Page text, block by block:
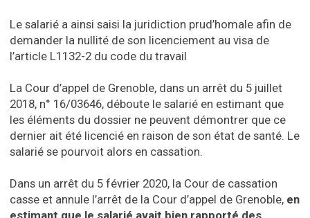
Le salarié a ainsi saisi la juridiction prud’homale afin de
demander la nullité de son licenciement au visa de
l’article L1132-2 du code du travail
La Cour d’appel de Grenoble, dans un arrêt du 5 juillet
2018, n° 16/03646, déboute le salarié en estimant que
les éléments du dossier ne peuvent démontrer que ce
dernier ait été licencié en raison de son état de santé. Le
salarié se pourvoit alors en cassation.
Dans un arrêt du 5 février 2020, la Cour de cassation
casse et annule l’arrêt de la Cour d’appel de Grenoble, en
estimant que le salarié avait bien rapporté des